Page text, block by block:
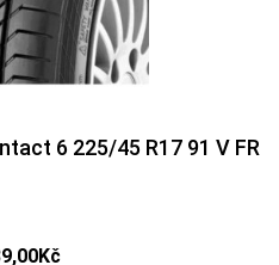
6 225/45 R17 91 V FR
Kč